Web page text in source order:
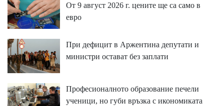
От 9 август 2026 г. цените ще са само в
евро
При дефицит в Аржентина депутати и
министри остават без заплати
Професионалното образование печели
ученици, но губи връзка с икономиката